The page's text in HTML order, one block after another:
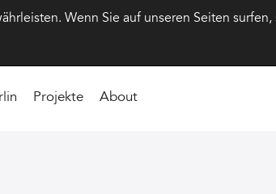
Wenn Sie auf unseren Seiten
Projekte About